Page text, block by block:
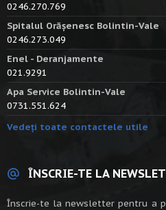
0246.270.769
Spitalul Orășenesc Bolintin-Vale
0246.273.049
Enel - Deranjamente
021.9291
Apa Service Bolintin-Vale
0731.551.624
Vedeți toate contactele utile
ÎNSCRIE-TE LA
Înscrie-te la newsletter pentru a